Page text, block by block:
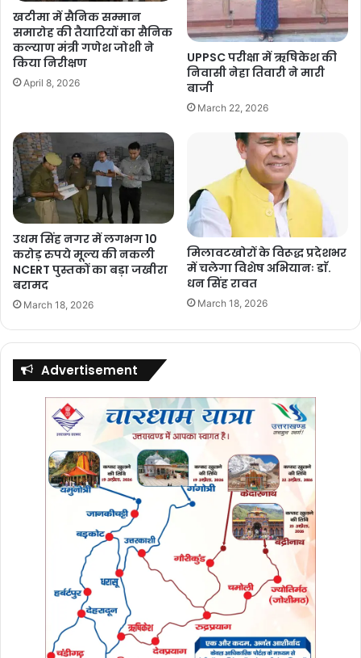
खटीमा में सैनिक सम्मान
समारोह की तैयारियों का सैनिक
कल्याण मंत्री गणेश जोशी ने
किया निरीक्षण
April 8, 2026
UPPSC परीक्षा में ऋषिकेश की
निवासी नेहा तिवारी ने मारी
बाजी
March 22, 2026
उधम सिंह नगर में लगभग 10
करोड़ रुपये मूल्य की नकली
NCERT पुस्तकों का बड़ा जखीरा
बरामद
March 18, 2026
मिलावटखोरों के विरूद्ध प्रदेशभर
में चलेगा विशेष अभियानः डाॅ.
धन सिंह रावत
March 18, 2026
Advertisement